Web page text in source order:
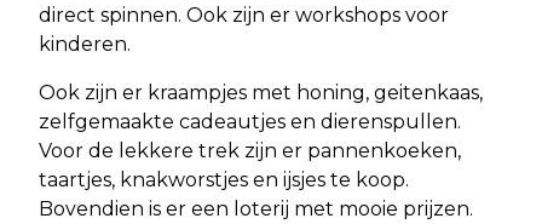
direct spinnen. Ook zijn er workshops voor
kinderen.
Ook zijn er kraampjes met honing, geitenkaas,
zelfgemaakte cadeautjes en dierenspullen.
Voor de lekkere trek zijn er pannenkoeken,
taartjes, knakworstjes en ijsjes te koop.
Bovendien is er een loterij met mooie prijzen.